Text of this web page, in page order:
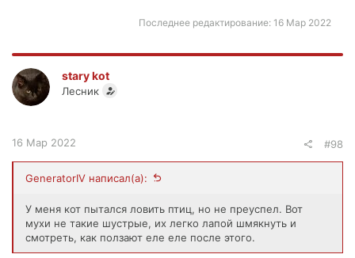
Последнее редактирование: 16 Мар 2022
stary kot
Лесник
16 Мар 2022 #98
GeneratorIV написал(а):
У меня кот пытался ловить птиц, но не преуспел. Вот
мухи не такие шустрые, их легко лапой шмякнуть и
смотреть, как ползают еле еле после этого.